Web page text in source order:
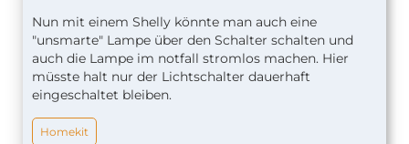
Nun mit einem Shelly könnte man auch eine
"unsmarte" Lampe über den Schalter schalten und
auch die Lampe im notfall stromlos machen. Hier
müsste halt nur der Lichtschalter dauerhaft
eingeschaltet bleiben.
Homekit